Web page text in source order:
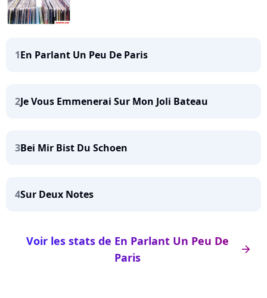
1En Parlant Un Peu De Paris
2Je Vous Emmenerai Sur Mon Joli Bateau
3Bei Mir Bist Du Schoen
4Sur Deux Notes
arrow_right
Voir les stats de En Parlant Un Peu De
Paris